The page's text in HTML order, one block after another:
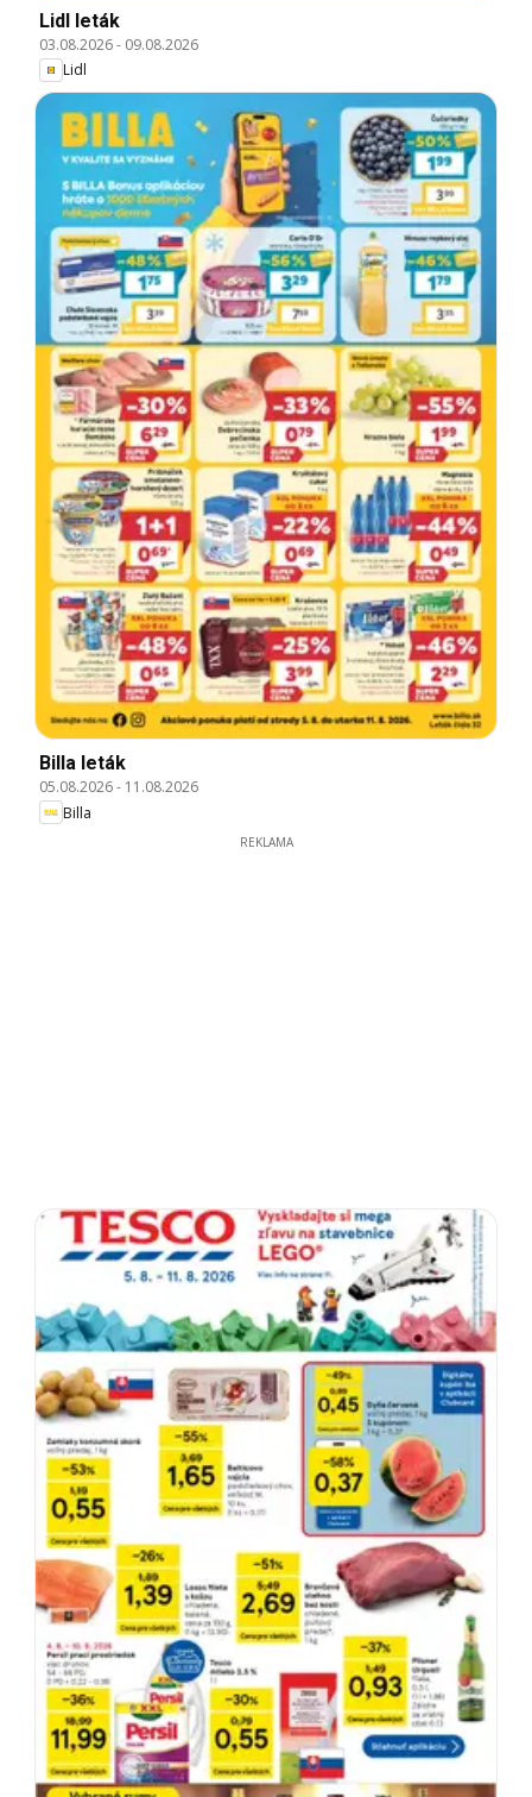
Lidl leták
03.08.2026- 09.08.2026
Lidl
Billa leták
05.08.2026- 11.08.2026
Billa
REKLAMA